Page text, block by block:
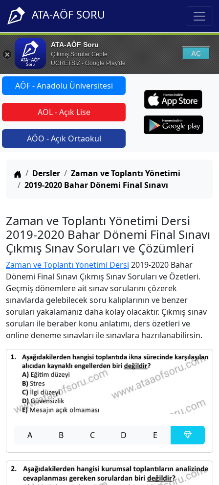
ATA-AÖF SORU
ATA-AÖF Soru
Çıkmış Sorular Cepte
ÜCRETSİZ - Google Play'de
AÇ
AÖF - Anadolu Üniversitesi
AÖL - Açık Lise
AÖO - Açık Ortaokul
Anasayfa
Dersler
Zaman ve Toplantı Yönetimi
2019-2020 Bahar Dönemi Final Sınavı
Zaman ve Toplantı Yönetimi Dersi
2019-2020 Bahar Dönemi Final Sınavı
Çıkmış Sınav Soruları ve Çözümleri
Zaman ve Toplantı Yönetimi Dersi 2019-2020 Bahar
Dönemi Final Sınavı Çıkmış Sınav Soruları ve Özetleri.
Geçmiş dönemlere ait sınav sorularını çözerek
sınavlarda gelebilecek soru kalıplarının ve benzer
soruları yakalamanız daha kolay olacaktır. Çıkmış sınav
soruları ile beraber konu anlatımı, ders özetleri ve
online deneme sınavları ile sınavlara hazrılanabilirsin.
A B C D E